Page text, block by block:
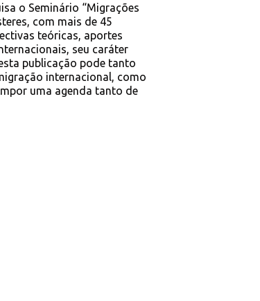
o Seminário “Migrações
com mais de 45
teóricas, aportes
seu caráter
publicação pode tanto
internacional, como
uma agenda tanto de